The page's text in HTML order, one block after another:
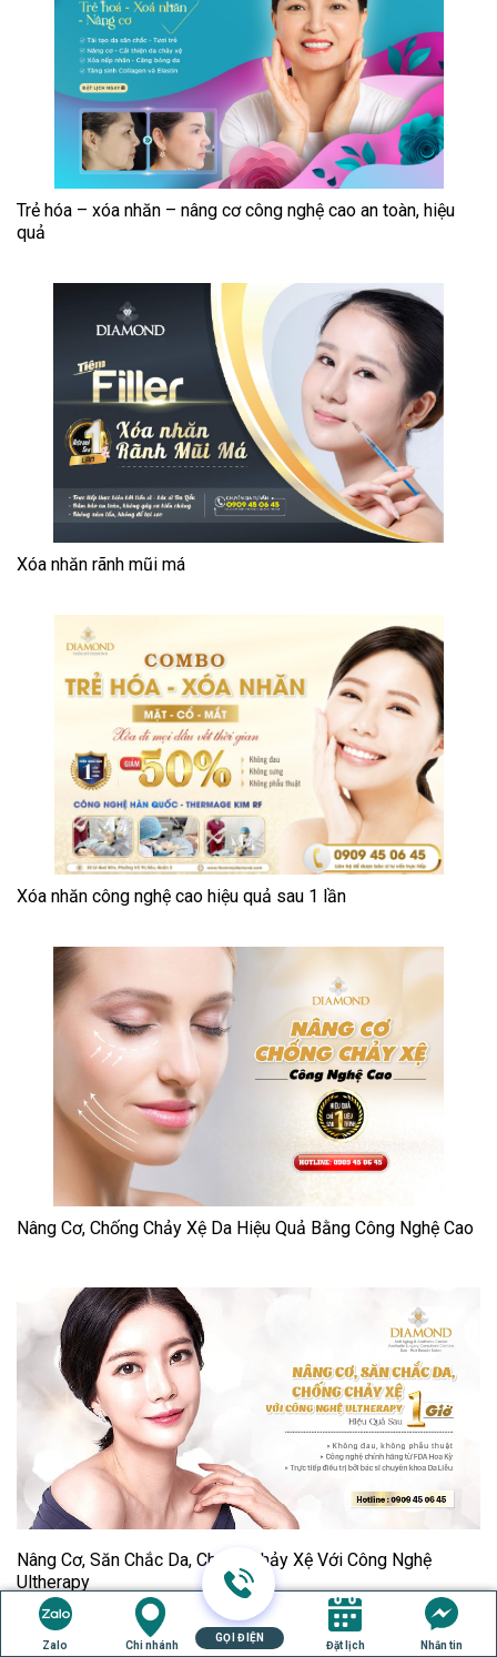
Trẻ hóa – xóa nhăn – nâng cơ công nghệ cao an toàn, hiệu
quả
Xóa nhăn rãnh mũi má
Xóa nhăn công nghệ cao hiệu quả sau 1 lần
Nâng Cơ, Chống Chảy Xệ Da Hiệu Quả Bằng Công Nghệ Cao
Nâng Cơ, Săn Chắc Da, Chống Chảy Xệ Với Công Nghệ
Ultherapy
Zalo Chi nhánh
GỌI ĐIỆN
Đặt lịch Nhắn tin